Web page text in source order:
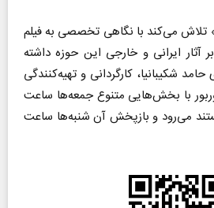
تلاش می‌کند با نگاهی تخصصی به فیلم
ایرانی و خارجی این حوزه داشته
شکیبانیا، کارگردانی و تهیه‌کنندگی
با بخش‌هایی متنوع جمعه‌ها ساعت
مستند می‌رود و بازپخش آن شنبه‌ها ساعت